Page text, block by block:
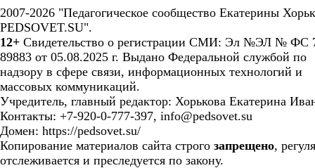
2007-2026 "Педагогическое сообщество Екатерины
PEDSOVET.SU".
12+ Свидетельство о регистрации СМИ: Эл №ЭЛ № ФС
89883 от 05.08.2025 г. Выдано Федеральной службой по
надзору в сфере связи, информационных технологий и
массовых коммуникаций.
Учредитель, главный редактор: Хорькова Екатерина
Контакты: +7-920-0-777-397, info@pedsovet.su
Домен: https://pedsovet.su/
Копирование материалов сайта строго запрещено,
отслеживается и преследуется по закону.